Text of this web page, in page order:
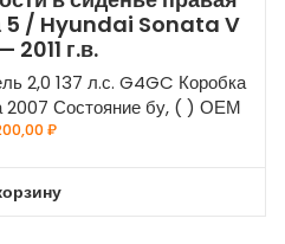
5 / Hyundai Sonata V
2011 г.в.
2,0 137 л.с. G4GC Коробка
2007 Состояние бу, ( ) ОЕМ
₽